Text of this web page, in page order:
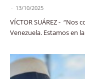
- 13/10/2025
VÍCTOR SUÁREZ -
Venezuela. Estamos en